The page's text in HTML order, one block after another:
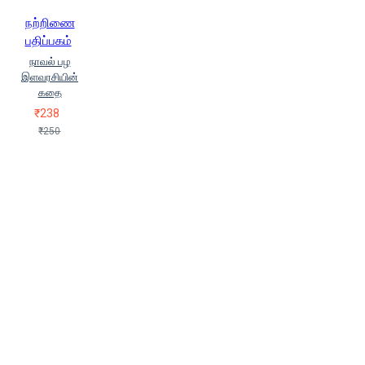
நற்றிணை
பதிப்பகம்
நாவல் பழ
இளவரசியின்
கதை
₹238
₹250